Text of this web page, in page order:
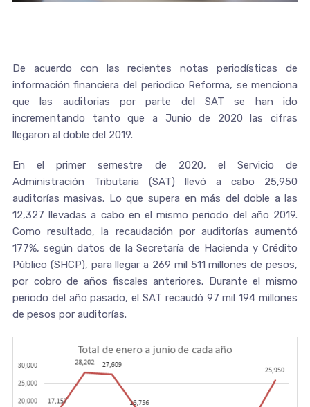
De acuerdo con las recientes notas periodísticas de
información financiera del periodico Reforma, se menciona
que las auditorias por parte del SAT se han ido
incrementando tanto que a Junio de 2020 las cifras
llegaron al doble del 2019.
En el primer semestre de 2020, el Servicio de
Administración Tributaria (SAT) llevó a cabo 25,950
auditorías masivas. Lo que supera en más del doble a las
12,327 llevadas a cabo en el mismo periodo del año 2019.
Como resultado, la recaudación por auditorías aumentó
177%, según datos de la Secretaría de Hacienda y Crédito
Público (SHCP), para llegar a 269 mil 511 millones de pesos,
por cobro de años fiscales anteriores. Durante el mismo
periodo del año pasado, el SAT recaudó 97 mil 194 millones
de pesos por auditorías.